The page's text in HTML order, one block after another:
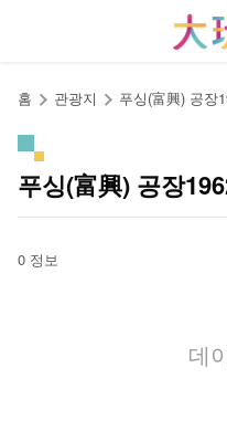
홈 관광지 푸싱(富興) 공장
푸싱(富興) 공장
0 정보
데